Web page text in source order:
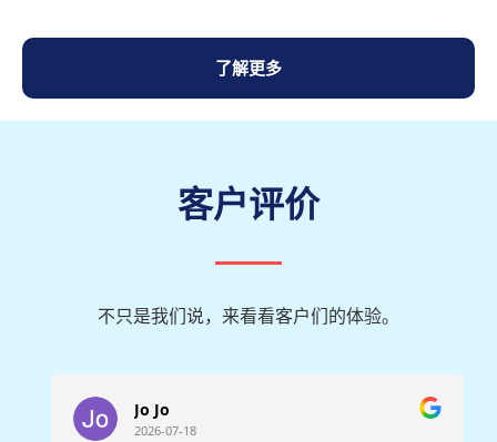
了解更多
客户评价
不只是我们说，来看看客户们的体验。
Jo Jo
2026-07-18